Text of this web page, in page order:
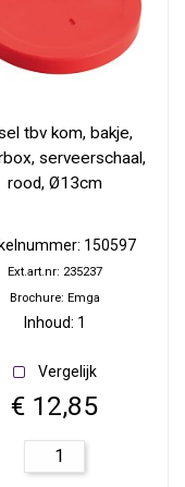
tbv kom, bakje,
serveerschaal,
rood, Ø13cm
150597
Ext.art.nr: 235237
Brochure: Emga
Inhoud: 1
Vergelijk
€ 12,85